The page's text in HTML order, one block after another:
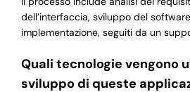
dell’interfaccia, sviluppo del
implementazione, seguiti da un
Quali tecnologie vengono
sviluppo di queste